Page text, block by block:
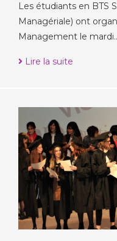
Les étudiants en BTS
Managériale) ont
Management le
Lire la suite